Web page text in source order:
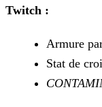
Twitch :
Armure
Stat de